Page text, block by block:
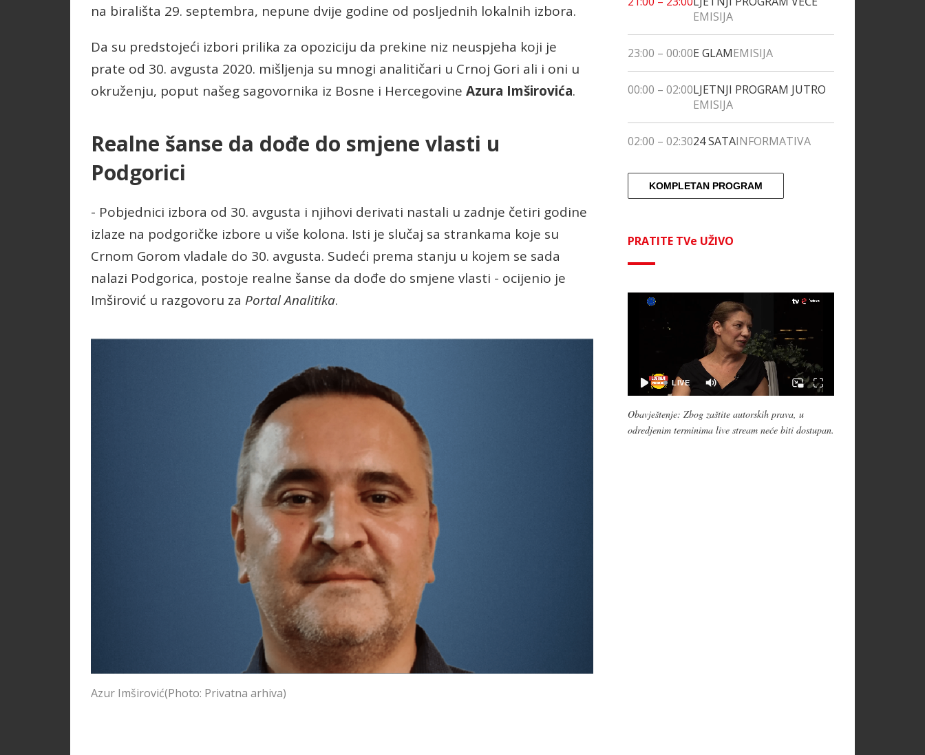
na birališta 29. septembra, nepune dvije godine od posljednih lokalnih izbora.
Da su predstojeći izbori prilika za opoziciju da prekine niz neuspjeha koji je
prate od 30. avgusta 2020. mišljenja su mnogi analitičari u Crnoj Gori ali i oni u
okruženju, poput našeg sagovornika iz Bosne i Hercegovine Azura Imširovića.
Realne šanse da dođe do smjene vlasti u
Podgorici
- Pobjednici izbora od 30. avgusta i njihovi derivati nastali u zadnje četiri godine
izlaze na podgoričke izbore u više kolona. Isti je slučaj sa strankama koje su
Crnom Gorom vladale do 30. avgusta. Sudeći prema stanju u kojem se sada
nalazi Podgorica, postoje realne šanse da dođe do smjene vlasti - ocijenio je
Imširović u razgovoru za Portal Analitika.
Azur Imširović(Photo: Privatna arhiva)
EMISIJA
23:00 – 00:00E GLAMEMISIJA
00:00 – 02:00LJETNJI PROGRAM JUTRO
EMISIJA
02:00 – 02:3024 SATAINFORMATIVA
KOMPLETAN PROGRAM
PRATITE TVe UŽIVO
Obavještenje: Zbog zaštite autorskih prava, u
odredjenim terminima live stream neće biti dostupan.